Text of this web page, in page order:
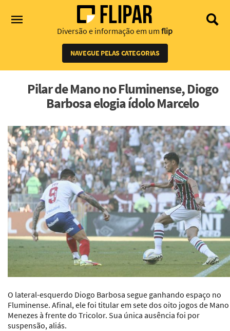
Diversão e informação em um flip
NAVEGUE PELAS CATEGORIAS
Pilar de Mano no Fluminense, Diogo
Barbosa elogia ídolo Marcelo
O lateral-esquerdo Diogo Barbosa segue ganhando espaço no
Fluminense. Afinal, ele foi titular em sete dos oito jogos de Mano
Menezes à frente do Tricolor. Sua única ausência foi por
suspensão, aliás.